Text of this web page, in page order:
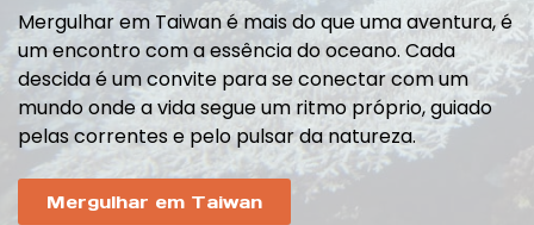
Mergulhar em Taiwan é mais do que uma aventura, é
um encontro com a essência do oceano. Cada
descida é um convite para se conectar com um
mundo onde a vida segue um ritmo próprio, guiado
pelas correntes e pelo pulsar da natureza.
Mergulhar em Taiwan